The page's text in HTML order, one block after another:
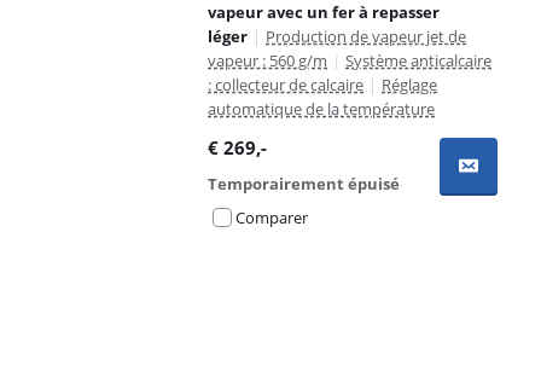
vapeur avec un fer à repasser
léger | Production de vapeur jet de
vapeur : 560 g/m | Système anticalcaire
: collecteur de calcaire | Réglage
automatique de la température
€ 269,-
Temporairement épuisé
Comparer